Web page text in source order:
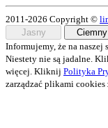
2011-2026 Copyright ©
Jasny
Ciemny
Informujemy, że na naszej
Niestety nie są jadalne.
więcej. Kliknij Polityka
zarządzać plikami cookies